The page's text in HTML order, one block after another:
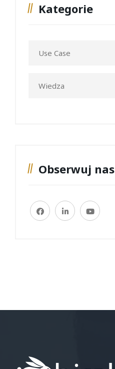
Kategorie
Use Case
Wiedza
Obserwuj nas